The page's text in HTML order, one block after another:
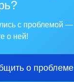
с проблемой —
о ней!
о проблеме